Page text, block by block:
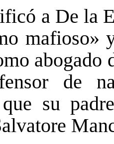
a De la
mafioso»
abogado
de
que su